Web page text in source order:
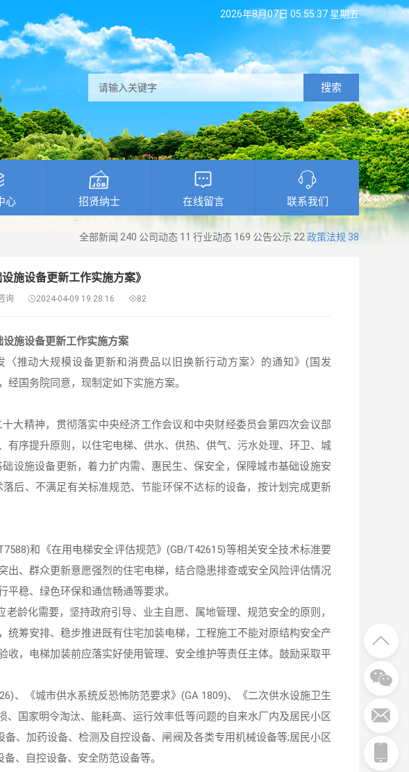
2026年8月07日 05:55:37 星期五
搜索
心 招贤纳士 在线留言 联系我们
全部新闻 240 公司动态 11 行业动态 169 公告公示 22 政策法规 38
施设备更新工作实施方案》
询 2024-04-09 19:28:16 82
施设备更新工作实施方案
推动大规模设备更新和消费品以旧换新行动方案〉的通知》(国发
经国务院同意，现制定如下实施方案。
大精神，贯彻落实中央经济工作会议和中央财经委员会第四次会议部
序提升原则，以住宅电梯、供水、供热、供气、 污水处理、环卫、城
设施设备更新，着力扩内需、惠民生、保安全，保障城市基础设施安
后、不满足有关标准规范、节能环保不达标的设备，按计划完成更新
和《在用电梯安全评估规范》(GB/T42615)等相关安全技术标准要
、群众更新意愿强烈的住宅电梯，结合隐患排查或安全风险评估情况
稳、绿色环保和通信畅通等要求。
龄化需要，坚持政府引导、业主自愿、属地管理、规范安全的原则，
筹安排、稳步推进既有住宅加装电梯，工程施工不能对原结构安全产
，电梯加装前应落实好使用管理、安全维护等责任主体。鼓励采取平
、《城市供水系统反恐怖防范要求》(GA 1809)、《二次供水设施卫生
国家明令淘汰、能耗高、运行效率低等问题的自来水厂内及居民小区
、加药设备、检测及自控设备、闸阀及各类专用机械设备等;居民小区
、自控设备、安全防范设备等。



